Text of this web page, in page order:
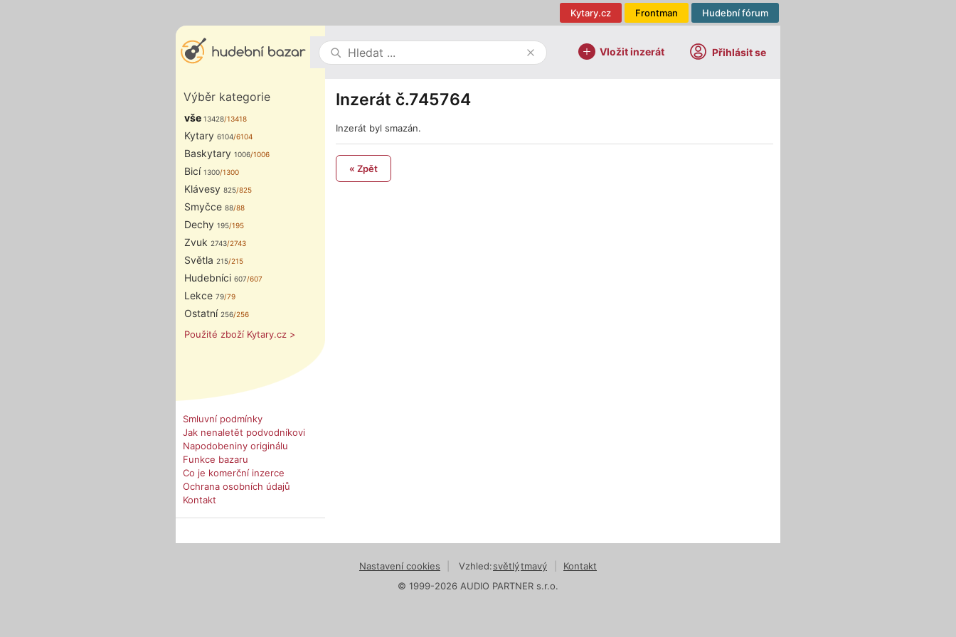
Hudební fórum
Frontman
Kytary.cz
Vložit inzerát Přihlásit se
Výběr kategorie
vše 13428/13418
Kytary 6104/6104
Baskytary 1006/1006
Bicí 1300/1300
Klávesy 825/825
Smyčce 88/88
Dechy 195/195
Zvuk 2743/2743
Světla 215/215
Hudebníci 607/607
Lekce 79/79
Ostatní 256/256
Použité zboží Kytary.cz >
Smluvní podmínky
Jak nenaletět podvodníkovi
Napodobeniny originálu
Funkce bazaru
Co je komerční inzerce
Ochrana osobních údajů
Kontakt
Inzerát č.745764
Inzerát byl smazán.
« Zpět
Nastavení cookies Vzhled:světlýtmavý
Kontakt
© 1999-2026 AUDIO PARTNER s.r.o.